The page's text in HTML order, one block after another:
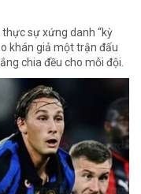
sự xứng danh “kỳ
khán giả một trận đấu
chia đều cho mỗi đội.